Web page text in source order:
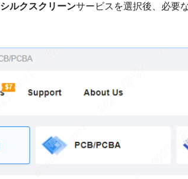
シルクスクリーンサービスを選択後、必要